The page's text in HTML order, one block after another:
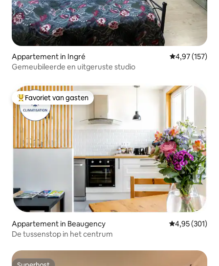
Appartement in Ingré Gemiddelde
4,97 (157)
Gemeubileerde en uitgeruste studio
Topfavoriet van gasten
Favoriet van gasten
Appartement in Beaugency Gemiddelde
4,95 (301)
De tussenstop in het centrum